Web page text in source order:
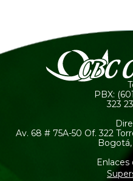
PBX:
323
Av. 68 # 75A-50 Of. 322